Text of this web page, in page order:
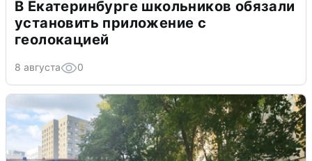
В Екатеринбурге школьников обязали
установить приложение с
геолокацией
8 августа 0